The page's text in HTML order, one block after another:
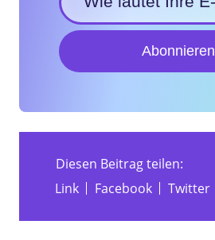
Abonnieren
Diesen Beitrag teilen:
Link
Facebook Twitter